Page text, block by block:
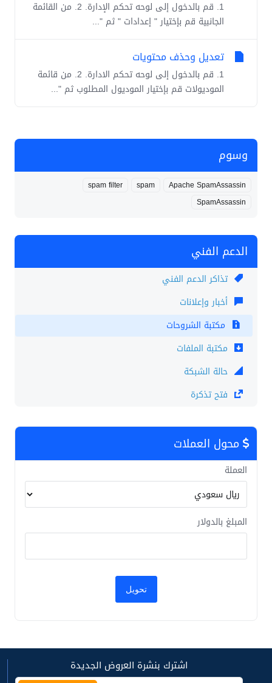
وسوم
Apache SpamAssassin
spam
spam filter
SpamAssassin
الدعم الفني
تذاكر الدعم الفني
أخبار وإعلانات
مكتبة الشروحات
مكتبة الملفات
حالة الشبكة
فتح تذكرة
محول العملات
العملة
المبلغ بالدولار
1. قم بالدخول إلى لوحه تحكم الإدارة. 2. من القائمة
الجانبية قم بإختيار " إعدادات " ثم "...
تعديل وحذف محتويات
1. قم بالدخول إلى لوحه تحكم الادارة. 2. من قائمة
الموديولات قم بإختيار الموديول المطلوب ثم "...
اشترك بنشرة العروض الجديدة